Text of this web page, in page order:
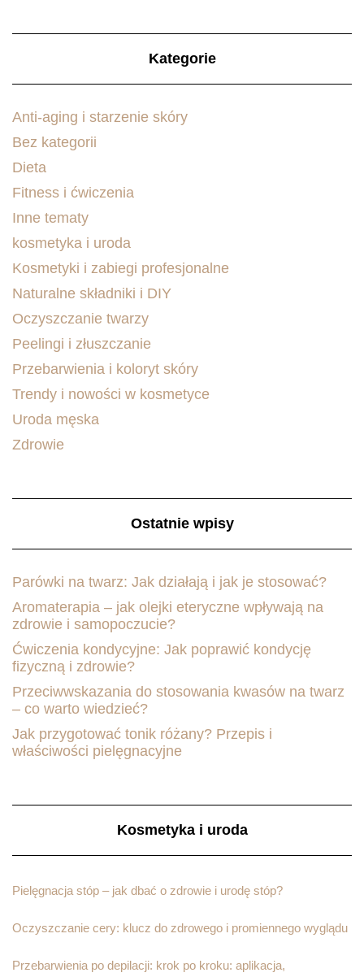
Kategorie
Anti-aging i starzenie skóry
Bez kategorii
Dieta
Fitness i ćwiczenia
Inne tematy
kosmetyka i uroda
Kosmetyki i zabiegi profesjonalne
Naturalne składniki i DIY
Oczyszczanie twarzy
Peelingi i złuszczanie
Przebarwienia i koloryt skóry
Trendy i nowości w kosmetyce
Uroda męska
Zdrowie
Ostatnie wpisy
Parówki na twarz: Jak działają i jak je stosować?
Aromaterapia – jak olejki eteryczne wpływają na
zdrowie i samopoczucie?
Ćwiczenia kondycyjne: Jak poprawić kondycję
fizyczną i zdrowie?
Przeciwwskazania do stosowania kwasów na twarz
– co warto wiedzieć?
Jak przygotować tonik różany? Przepis i
właściwości pielęgnacyjne
Kosmetyka i uroda
Pielęgnacja stóp – jak dbać o zdrowie i urodę stóp?
Oczyszczanie cery: klucz do zdrowego i promiennego wyglądu
Przebarwienia po depilacji: krok po kroku: aplikacja,